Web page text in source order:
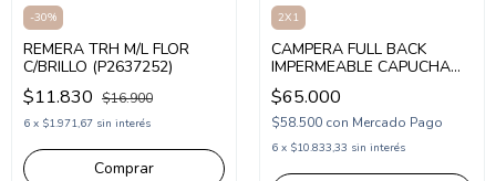
-30%
REMERA TRH M/L FLOR
C/BRILLO (P2637252)
$11.830 $16.900
6 x $1.971,67 sin interés
Comprar
2X1
CAMPERA FULL BACK
IMPERMEABLE CAPUCHA
NENA (FB26B256)
$65.000
$58.500 con Mercado Pago
6 x $10.833,33 sin interés